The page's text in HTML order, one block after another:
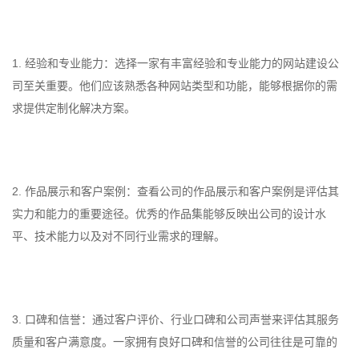
1. 经验和专业能力：选择一家有丰富经验和专业能力的网站建设公
司至关重要。他们应该熟悉各种网站类型和功能，能够根据你的需
求提供定制化解决方案。
2. 作品展示和客户案例：查看公司的作品展示和客户案例是评估其
实力和能力的重要途径。优秀的作品集能够反映出公司的设计水
平、技术能力以及对不同行业需求的理解。
3. 口碑和信誉：通过客户评价、行业口碑和公司声誉来评估其服务
质量和客户满意度。一家拥有良好口碑和信誉的公司往往是可靠的